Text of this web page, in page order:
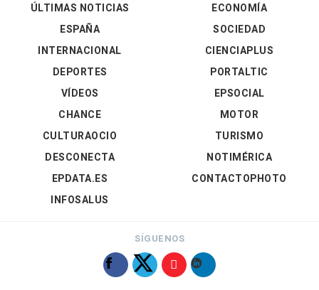
ÚLTIMAS NOTICIAS
ESPAÑA
INTERNACIONAL
DEPORTES
VÍDEOS
ECONOMÍA
SOCIEDAD
CIENCIAPLUS
PORTALTIC
EPSOCIAL
CHANCE
CULTURAOCIO
DESCONECTA
EPDATA.ES
INFOSALUS
MOTOR
TURISMO
NOTIMÉRICA
CONTACTOPHOTO
SÍGUENOS